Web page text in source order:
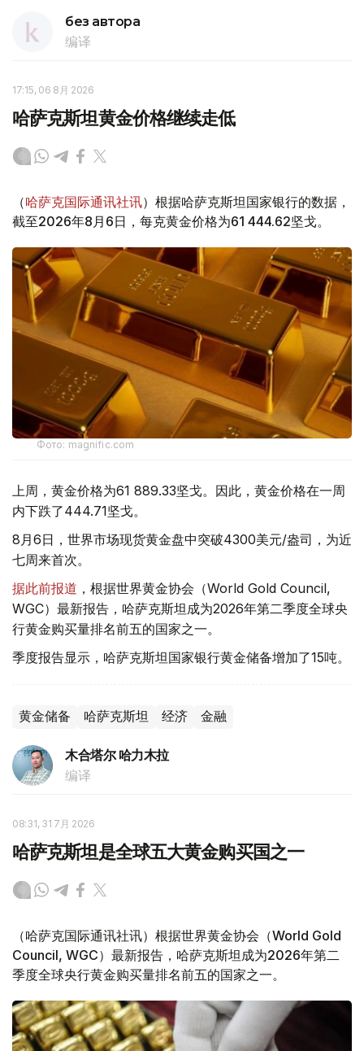
без автора
编译
17:15, 06 8月 2026
哈萨克斯坦黄金价格继续走低
（哈萨克国际通讯社讯）根据哈萨克斯坦国家银行的数据，
截至2026年8月6日，每克黄金价格为61 444.62坚戈。
Фото: magnific.com
上周，黄金价格为61 889.33坚戈。因此，黄金价格在一周
内下跌了444.71坚戈。
8月6日，世界市场现货黄金盘中突破4300美元/盎司，为近
七周来首次。
据此前报道 ，根据世界黄金协会（World Gold Council,
WGC）最新报告，哈萨克斯坦成为2026年第二季度全球央
行黄金购买量排名前五的国家之一。
季度报告显示，哈萨克斯坦国家银行黄金储备增加了15吨。
黄金储备 哈萨克斯坦 经济 金融
木合塔尔 哈力木拉
编译
08:31, 31 7月 2026
哈萨克斯坦是全球五大黄金购买国之一
（哈萨克国际通讯社讯）根据世界黄金协会（World Gold
Council, WGC）最新报告，哈萨克斯坦成为2026年第二
季度全球央行黄金购买量排名前五的国家之一。